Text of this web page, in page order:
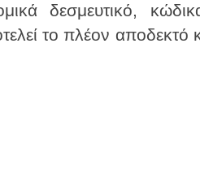
δεσμευτικό,
το πλέον